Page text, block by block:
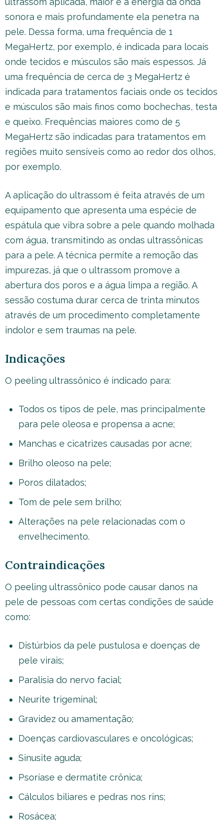
sonora e mais profundamente ela penetra na
pele. Dessa forma, uma frequência de 1
MegaHertz, por exemplo, é indicada para locais
onde tecidos e músculos são mais espessos. Já
uma frequência de cerca de 3 MegaHertz é
indicada para tratamentos faciais onde os tecidos
e músculos são mais finos como bochechas, testa
e queixo. Frequências maiores como de 5
MegaHertz são indicadas para tratamentos em
regiões muito sensíveis como ao redor dos olhos,
por exemplo.
A aplicação do ultrassom é feita através de um
equipamento que apresenta uma espécie de
espátula que vibra sobre a pele quando molhada
com água, transmitindo as ondas ultrassônicas
para a pele. A técnica permite a remoção das
impurezas, já que o ultrassom promove a
abertura dos poros e a água limpa a região. A
sessão costuma durar cerca de trinta minutos
através de um procedimento completamente
indolor e sem traumas na pele.
Indicações
O peeling ultrassônico é indicado para:
Todos os tipos de pele, mas principalmente
para pele oleosa e propensa a acne;
Manchas e cicatrizes causadas por acne;
Brilho oleoso na pele;
Poros dilatados;
Tom de pele sem brilho;
Alterações na pele relacionadas com o
envelhecimento.
Contraindicações
O peeling ultrassônico pode causar danos na
pele de pessoas com certas condições de saúde
como:
Distúrbios da pele pustulosa e doenças de
pele virais;
Paralisia do nervo facial;
Neurite trigeminal;
Gravidez ou amamentação;
Doenças cardiovasculares e oncológicas;
Sinusite aguda;
Psoríase e dermatite crônica;
Cálculos biliares e pedras nos rins;
Rosácea;